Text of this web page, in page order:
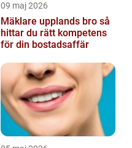
09 maj 2026
Mäklare upplands bro så
hittar du rätt kompetens
för din bostadsaffär